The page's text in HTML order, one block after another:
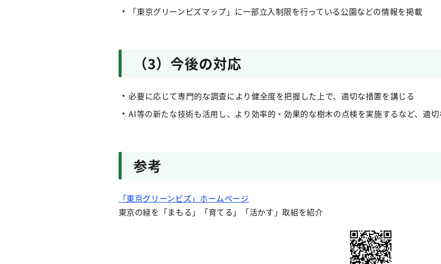
「東京グリーンビズマップ」に一部立入制限を行っている公園などの情報を掲載
（3）今後の対応
必要に応じて専門的な調査により健全度を把握した上で、適切な措置を講じる
AI等の新たな技術も活用し、より効率的・効果的な樹木の点検を実施するなど、適
参考
「東京グリーンビズ」ホームページ
東京の緑を「まもる」「育てる」「活かす」取組を紹介